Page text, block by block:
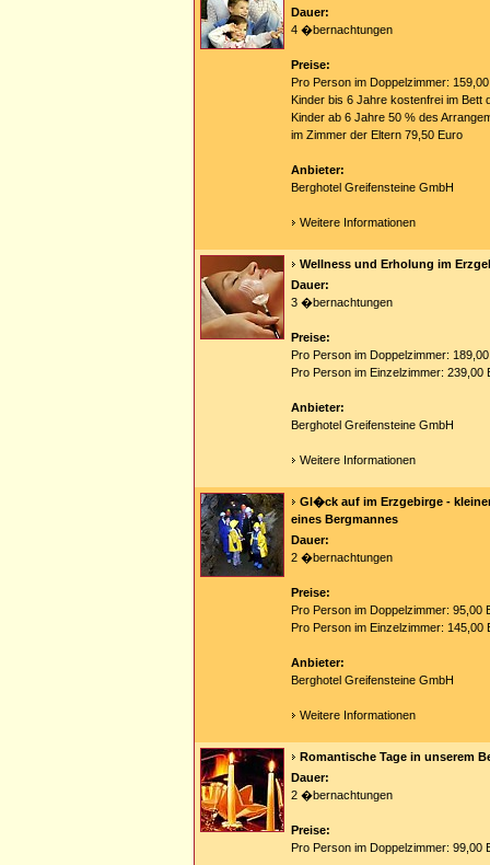
Dauer:
4 �bernachtungen
Preise:
Pro Person im Doppelzimmer:
Kinder bis 6 Jahre kostenfrei im Bett
Kinder ab 6 Jahre 50 % des
im Zimmer der Eltern 79,50 Euro
Anbieter:
Berghotel Greifensteine GmbH
Weitere Informationen
Wellness und Erholung im
Dauer:
3 �bernachtungen
Preise:
Pro Person im Doppelzimmer:
Pro Person im Einzelzimmer: 239,00
Anbieter:
Berghotel Greifensteine GmbH
Weitere Informationen
Gl�ck auf im Erzgebirge -
eines Bergmannes
Dauer:
2 �bernachtungen
Preise:
Pro Person im Doppelzimmer: 95,00
Pro Person im Einzelzimmer: 145,00
Anbieter:
Berghotel Greifensteine GmbH
Weitere Informationen
Romantische Tage in unserem
Dauer:
2 �bernachtungen
Preise:
Pro Person im Doppelzimmer: 99,00